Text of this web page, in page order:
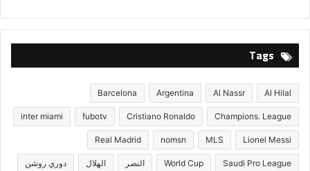
Tags
Al Hilal
Al Nassr
Argentina
Barcelona
Champions. League
Cristiano Ronaldo
fubotv
inter miami
Lionel Messi
MLS
nomsn
Real Madrid
Saudi Pro League
World Cup النصر الهلال دوري روشن